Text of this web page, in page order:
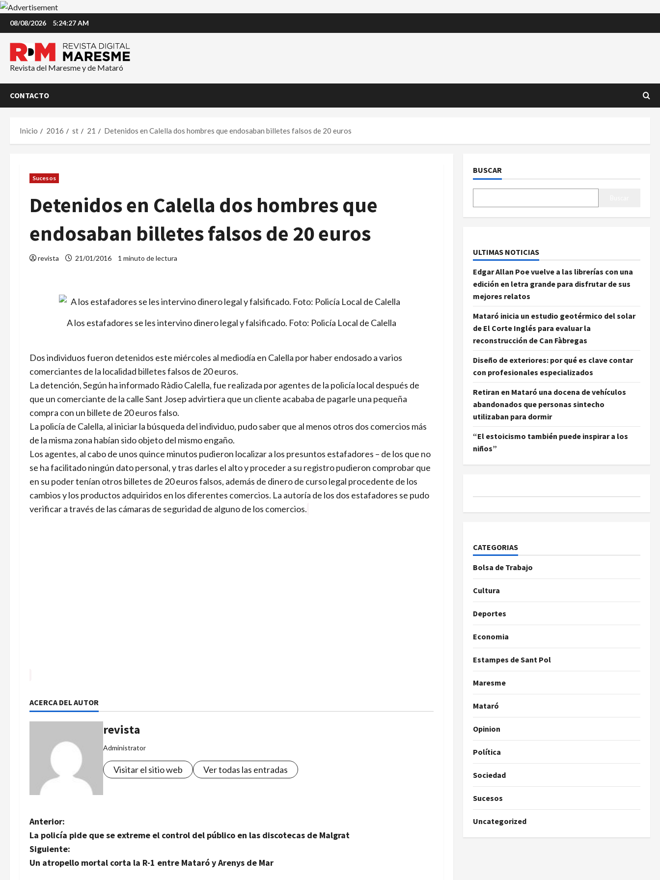
Saltar
al
contenido
08/08/2026 5:24:27 AM
Revista del Maresme y de Mataró
CONTACTO
Inicio 2016 st 21 Detenidos en Calella dos hombres que endosaban billetes falsos de 20 euros
Sucesos
Detenidos en Calella dos hombres que
endosaban billetes falsos de 20 euros
revista 21/01/2016 1 minuto de lectura
A los estafadores se les intervino dinero legal y falsificado. Foto: Policía Local de Calella
Dos individuos fueron detenidos este miércoles al mediodía en Calella por haber endosado a varios
comerciantes de la localidad billetes falsos de 20 euros.
La detención, Según ha informado Ràdio Calella, fue realizada por agentes de la policía local después de
que un comerciante de la calle Sant Josep advirtiera que un cliente acababa de pagarle una pequeña
compra con un billete de 20 euros falso.
La policía de Calella, al iniciar la búsqueda del individuo, pudo saber que al menos otros dos comercios más
de la misma zona habían sido objeto del mismo engaño.
Los agentes, al cabo de unos quince minutos pudieron localizar a los presuntos estafadores – de los que no
se ha facilitado ningún dato personal, y tras darles el alto y proceder a su registro pudieron comprobar que
en su poder tenían otros billetes de 20 euros falsos, además de dinero de curso legal procedente de los
cambios y los productos adquiridos en los diferentes comercios. La autoría de los dos estafadores se pudo
verificar a través de las cámaras de seguridad de alguno de los comercios.
ACERCA DEL AUTOR
revista
Administrator
Visitar el sitio web Ver todas las entradas
N
a
v
Anterior:
La policía pide que se extreme el control del público en las discotecas de Malgrat
Siguiente:
Un atropello mortal corta la R-1 entre Mataró y Arenys de Mar
BUSCAR
ULTIMAS NOTICIAS
Edgar Allan Poe vuelve a las librerías con una
edición en letra grande para disfrutar de sus
mejores relatos
Mataró inicia un estudio geotérmico del solar
de El Corte Inglés para evaluar la
reconstrucción de Can Fàbregas
Diseño de exteriores: por qué es clave contar
con profesionales especializados
Retiran en Mataró una docena de vehículos
abandonados que personas sintecho
utilizaban para dormir
“El estoicismo también puede inspirar a los
niños”
CATEGORIAS
Bolsa de Trabajo
Cultura
Deportes
Economia
Estampes de Sant Pol
Maresme
Mataró
Opinion
Política
Sociedad
Sucesos
Uncategorized